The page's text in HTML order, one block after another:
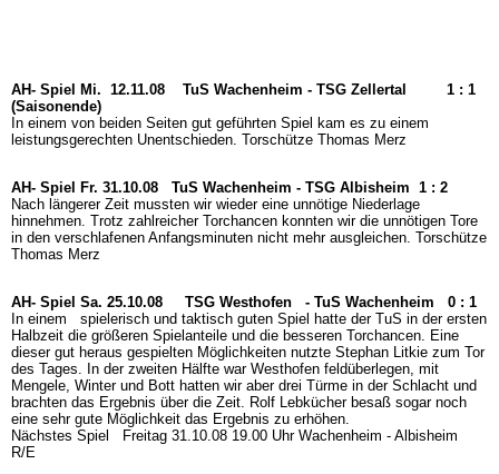
AH- Spiel Mi. 12.11.08 TuS Wachenheim - TSG Zellertal 1 : 1
(Saisonende)
In einem von beiden Seiten gut geführten Spiel kam es zu einem
leistungsgerechten Unentschieden. Torschütze Thomas Merz
AH- Spiel Fr. 31.10.08
TuS Wachenheim - TSG Albisheim 1 : 2
Nach längerer Zeit mussten wir wieder eine unnötige Niederlage
hinnehmen. Trotz zahlreicher Torchancen konnten wir die unnötigen Tore
in den verschlafenen Anfangsminuten nicht mehr ausgleichen. Torschütze
Thomas Merz
AH- Spiel Sa. 25.10.08
TSG Westhofen - TuS Wachenheim 0 : 1
In einem spielerisch und taktisch guten Spiel hatte der TuS in der ersten
Halbzeit die größeren Spielanteile und die besseren Torchancen. Eine
dieser gut heraus gespielten Möglichkeiten nutzte Stephan Litkie zum Tor
des Tages. In der zweiten Hälfte war Westhofen feldüberlegen, mit
Mengele, Winter und Bott hatten wir aber drei Türme in der Schlacht und
brachten das Ergebnis über die Zeit. Rolf Lebkücher besaß sogar noch
eine sehr gute Möglichkeit das Ergebnis zu erhöhen.
Nächstes Spiel Freitag 31.10.08 19.00 Uhr Wachenheim - Albisheim
R/E